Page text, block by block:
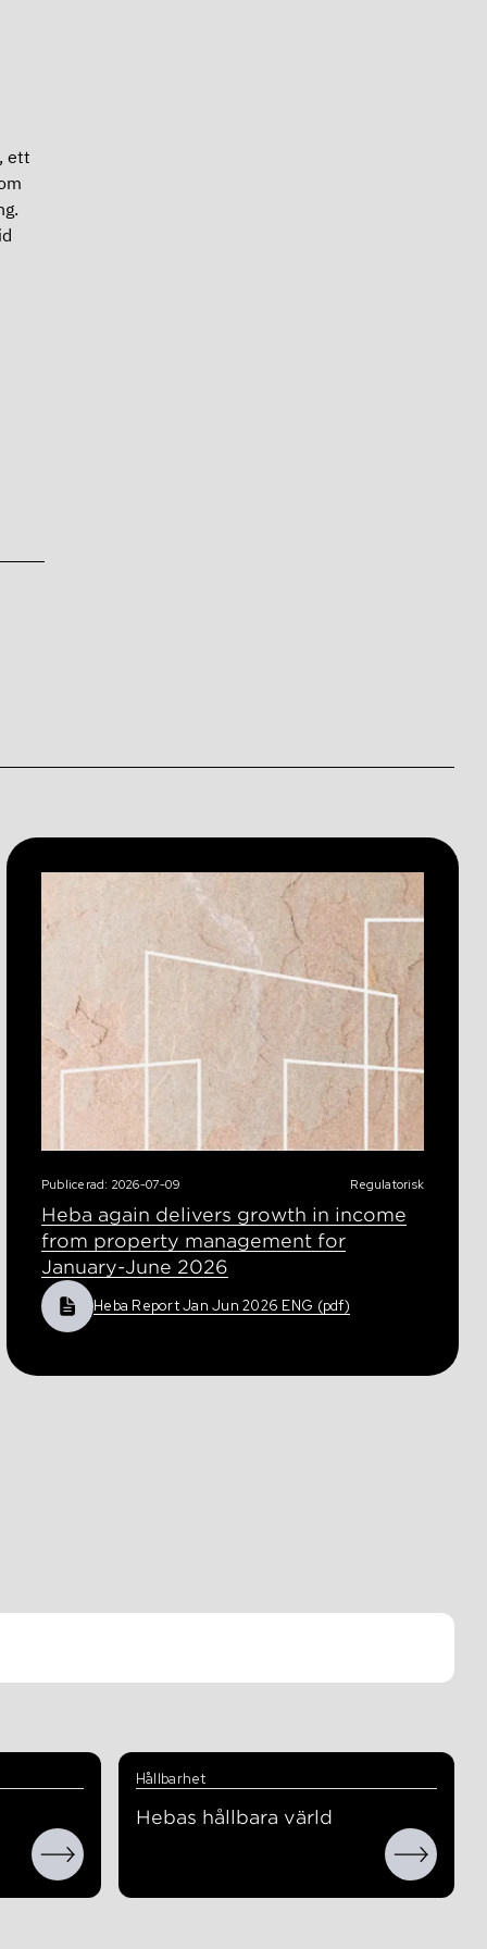
ett
Publicerad: 2026-07-09 Regulatorisk
Heba again delivers growth in income
from property management for
January-June 2026
Heba Report Jan Jun 2026 ENG (pdf)
Hållbarhet
Hebas hållbara värld